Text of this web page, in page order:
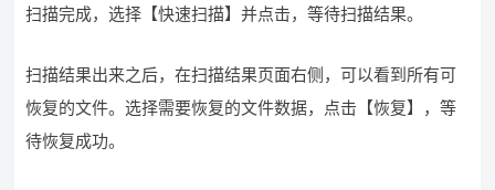
扫描完成，选择【快速扫描】并点击，等待扫描结果。
扫描结果出来之后，在扫描结果页面右侧，可以看到所有可
恢复的文件。选择需要恢复的文件数据，点击【恢复】，等
待恢复成功。